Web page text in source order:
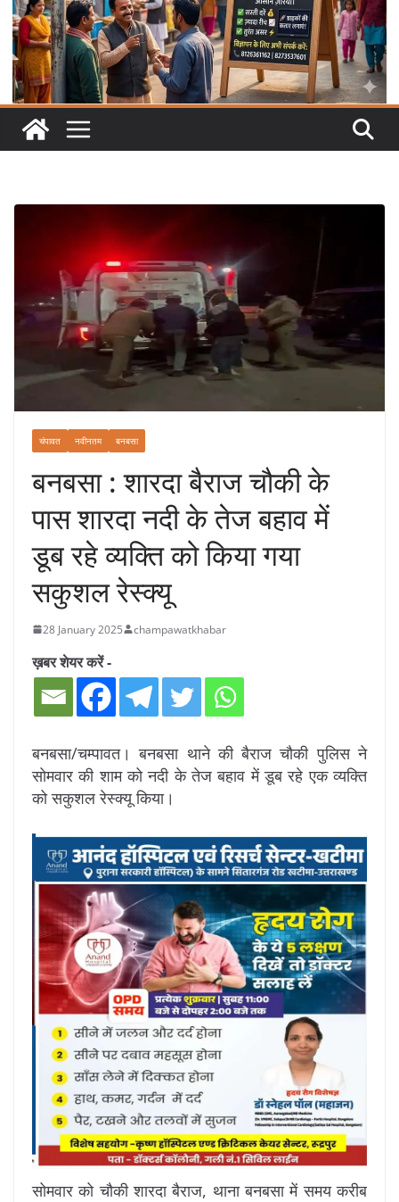
चंपावत नवीनतम बनबसा
बनबसा : शारदा बैराज चौकी के
पास शारदा नदी के तेज बहाव में
डूब रहे व्यक्ति को किया गया
सकुशल रेस्क्यू
28 January 2025 champawatkhabar
ख़बर शेयर करें -
बनबसा/चम्पावत। बनबसा थाने की बैराज चौकी पुलिस ने
सोमवार की शाम को नदी के तेज बहाव में डूब रहे एक व्यक्ति
को सकुशल रेस्क्यू किया।
सोमवार को चौकी शारदा बैराज, थाना बनबसा में समय करीब